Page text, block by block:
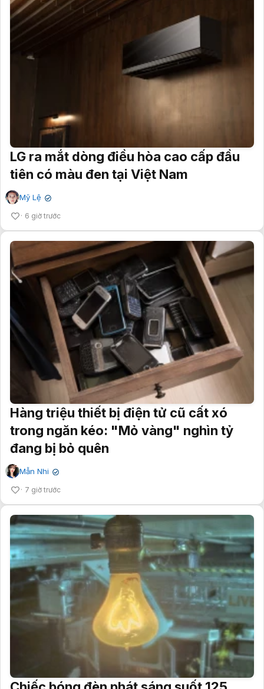
LG ra mắt dòng điều hòa cao cấp đầu
tiên có màu đen tại Việt Nam
Mỹ Lệ ✔
6 giờ trước
Hàng triệu thiết bị điện tử cũ cất xó
trong ngăn kéo: "Mỏ vàng" nghìn tỷ
đang bị bỏ quên
Mẫn Nhi ✔
7 giờ trước